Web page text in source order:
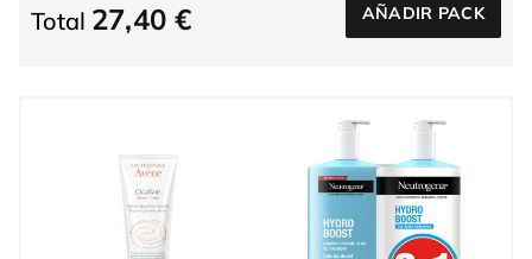
Total 27,40 € AÑADIR PACK